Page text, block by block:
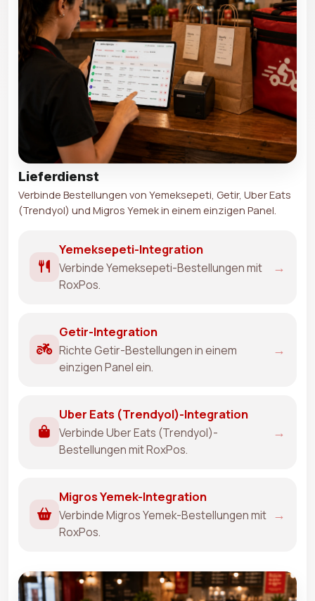
Lieferdienst
Verbinde Bestellungen von Yemeksepeti, Getir, Uber Eats
(Trendyol) und Migros Yemek in einem einzigen Panel.
Yemeksepeti-Integration
Verbinde Yemeksepeti-Bestellungen mit
RoxPos.
→
Getir-Integration
Richte Getir-Bestellungen in einem
einzigen Panel ein.
→
Uber Eats (Trendyol)-Integration
Verbinde Uber Eats (Trendyol)-
Bestellungen mit RoxPos.
→
Migros Yemek-Integration
Verbinde Migros Yemek-Bestellungen mit
RoxPos.
→